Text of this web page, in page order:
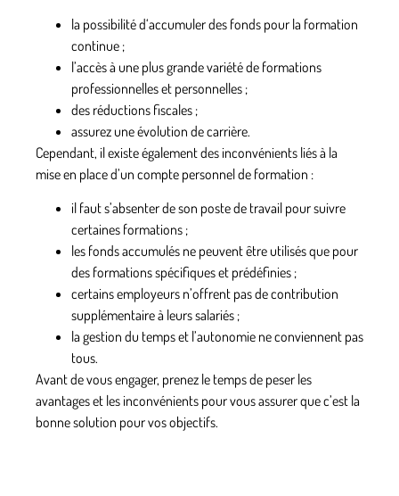
la possibilité d‘accumuler des fonds pour la formation
continue ;
l’accès à une plusgrande variété de formations
professionnelles et personnelles ;
des réductions fiscales ;
assurez une évolution de carrière.
Cependant, il existe également des inconvénients liés à la
mise en place d’un compte personnel de formation :
il fauts’absenterde son poste de travail pour suivre
certaines formations ;
les fonds accumulés ne peuvent être utilisés que pour
des formations spécifiqueset prédéfinies ;
certains employeurs n’offrent pas de contribution
supplémentaireà leurs salariés ;
la gestion du tempset l’autonomie ne conviennent pas
tous.
Avant de vous engager, prenez le temps de peser les
avantages et les inconvénients pour vous assurer que c’est la
bonne solution pour vos objectifs.